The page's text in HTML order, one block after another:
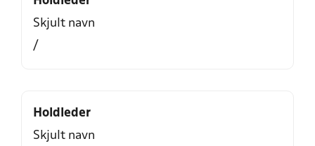
Skjult navn
/
Holdleder
Skjult navn